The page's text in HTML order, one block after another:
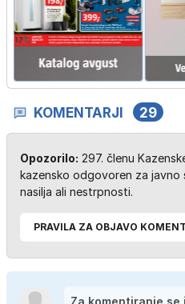
KOMENTARJI 29
Opozorilo: 297. členu
kazensko odgovoren za javno
nasilja ali nestrpnosti.
PRAVILA ZA OBJAVO